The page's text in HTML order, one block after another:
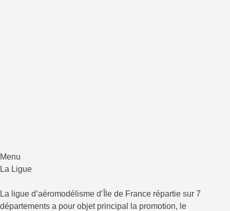
Menu
Aller
contenu
La Ligue
La ligue d’aéromodélisme d’Île de France répartie sur 7
départements a pour objet principal la promotion, le